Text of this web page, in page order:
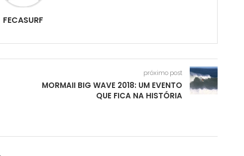
FECASURF
próximo post
MORMAII BIG WAVE 2018: UM EVENTO
QUE FICA NA HISTÓRIA